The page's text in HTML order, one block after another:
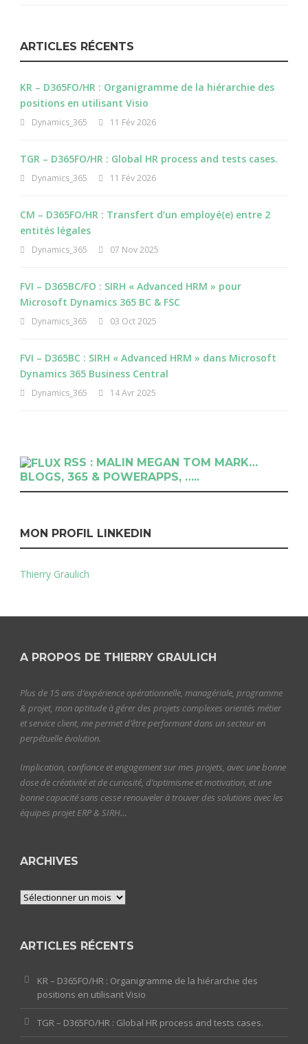
ARTICLES RÉCENTS
KR – D365FO/HR : Organigramme de la hiérarchie des
positions en utilisant Visio
Dynamics_365 11 Fév 2026
TGR – D365FO/HR : Global HR process and tests cases.
Dynamics_365 11 Fév 2026
CM – D365FO/HR : Transfert d’un employé(e) entre 2
entités légales
Dynamics_365 07 Nov 2025
FVI – D365BC/FO : SIRH « Advanced HRM » pour
Microsoft Dynamics 365 BC & FSC
Dynamics_365 03 Oct 2025
FVI – D365BC : SIRH « Advanced HRM » dans Microsoft
Dynamics 365 Business Central
Dynamics_365 14 Avr 2025
RSS : MALIN MEGAN TOM MARK…
BLOGS, 365 & POWERAPPS, …..
MON PROFIL LINKEDIN
Thierry Graulich
A PROPOS DE THIERRY GRAULICH
Plus de 15 ans d’expérience opérationnelle, managériale, programme
& projet, mon aptitude à gérer des projets complexes orientés métier
et service client, me permet d’être performant dans un secteur en
perpétuelle évolution.
Implication, confiance et engagement sur mes projets, avec une bonne
dose de créativité et de curiosité, d’optimisme et motivation, et une
bonne capacité sans cesse renouveler à trouver des solutions avec les
équipes projet ERP & SIRH…
ARCHIVES
Archives
ARTICLES RÉCENTS
KR – D365FO/HR : Organigramme de la hiérarchie des
positions en utilisant Visio
TGR – D365FO/HR : Global HR process and tests cases.